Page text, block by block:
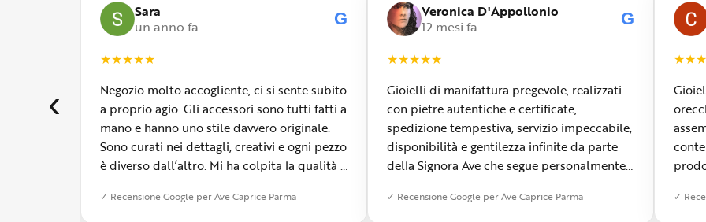
‹
rimasta
Sara
un anno fa
G
★★★★★
Negozio molto accogliente, ci si sente subito
a proprio agio. Gli accessori sono tutti fatti a
mano e hanno uno stile davvero originale.
Sono curati nei dettagli, creativi e ogni pezzo
è diverso dall’altro. Mi ha colpita la qualità e
creazione. È possibile anche farsi realizzare
✓ Recensione Google per Ave Caprice Parma
Veronica D'Appollonio
12 mesi fa
G
★★★★★
Gioielli di manifattura pregevole, realizzati
con pietre autentiche e certificate,
spedizione tempestiva, servizio impeccabile,
disponibilità e gentilezza infinite da parte
della Signora Ave che segue personalmente i
seconda delle esigenze. Un laboratorio delle
✓ Recensione Google per Ave Caprice Parma
★★★
✓